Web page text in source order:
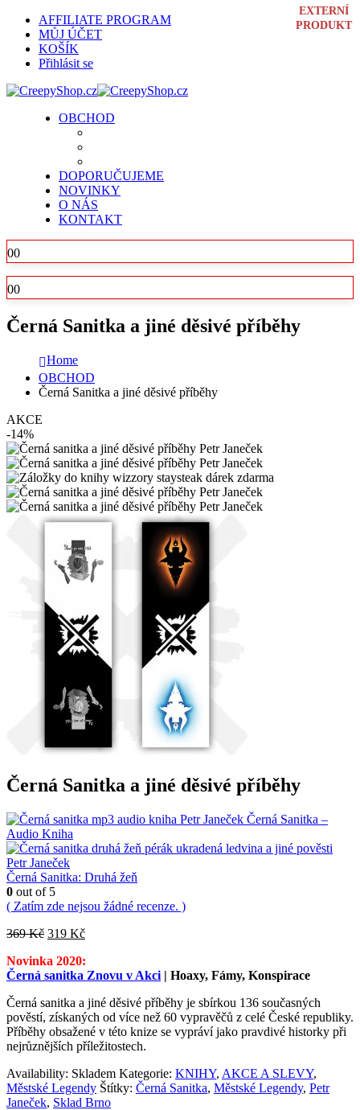
AFFILIATE PROGRAM
MŮJ ÚČET
KOŠÍK
Přihlásit se
OBCHOD
DOPORUČUJEME
NOVINKY
O NÁS
KONTAKT
00
00
Černá Sanitka a jiné děsivé příběhy
Home
OBCHOD
Černá Sanitka a jiné děsivé příběhy
AKCE
-14%
Černá Sanitka a jiné děsivé příběhy
Černá Sanitka –
Audio Kniha
Černá Sanitka: Druhá žeň
0 out of 5
( Zatím zde nejsou žádné recenze. )
369Kč Původní
byla:
369 Kč.
319 KčAktuální
je:
319 Kč.
Novinka 2020:
Černá sanitka Znovu v Akci | Hoaxy, Fámy, Konspirace
Černá sanitka a jiné děsivé příběhy je sbírkou 136 současných
pověstí, získaných od více než 60 vypravěčů z celé České republiky.
Příběhy obsažené v této knize se vypráví jako pravdivé historky při
nejrůznějších příležitostech.
Availability: Skladem Kategorie: KNIHY, AKCE A SLEVY,
Městské Legendy Štítky: Černá Sanitka, Městské Legendy, Petr
Janeček, Sklad Brno
EXTERNÍ
PRODUKT
EXTERNÍ
PRODUKT
EXTERNÍ
PRODUKT